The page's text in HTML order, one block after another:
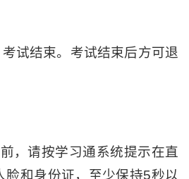
试结束。考试结束后方可退
前，请按学习通系统提示在直
脸和身份证，至少保持5秒以